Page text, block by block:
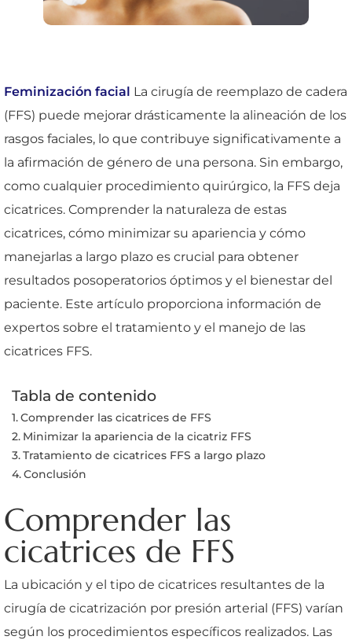
Feminización facial La cirugía de reemplazo de cadera
(FFS) puede mejorar drásticamente la alineación de los
rasgos faciales, lo que contribuye significativamente a
la afirmación de género de una persona. Sin embargo,
como cualquier procedimiento quirúrgico, la FFS deja
cicatrices. Comprender la naturaleza de estas
cicatrices, cómo minimizar su apariencia y cómo
manejarlas a largo plazo es crucial para obtener
resultados posoperatorios óptimos y el bienestar del
paciente. Este artículo proporciona información de
expertos sobre el tratamiento y el manejo de las
cicatrices FFS.
Tabla de contenido
Comprender las cicatrices de FFS
Minimizar la apariencia de la cicatriz FFS
Tratamiento de cicatrices FFS a largo plazo
Conclusión
Comprender las
cicatrices de FFS
La ubicación y el tipo de cicatrices resultantes de la
cirugía de cicatrización por presión arterial (FFS) varían
según los procedimientos específicos realizados. Las